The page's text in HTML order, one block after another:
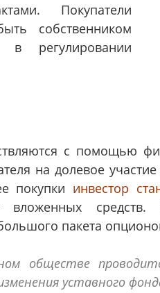
Покупатели
собственником
в регулировании
с помощью
на долевое
покупки инвестор
средств.
пакета
обществе
уставного